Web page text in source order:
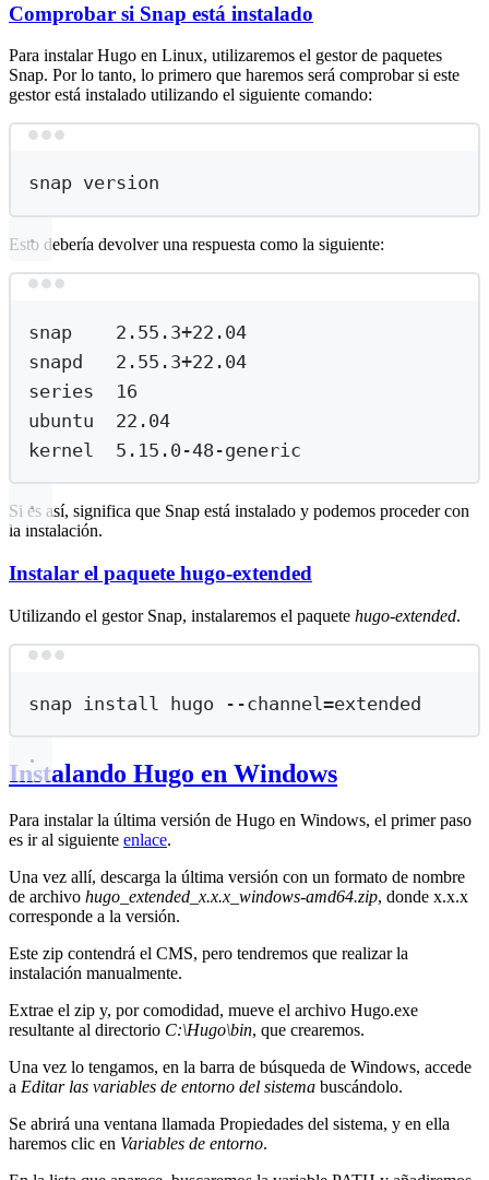
Comprobar si Snap está instalado
Para instalar Hugo en Linux, utilizaremos el gestor de paquetes
Snap. Por lo tanto, lo primero que haremos será comprobar si este
gestor está instalado utilizando el siguiente comando:
snap version
Esto debería devolver una respuesta como la siguiente:
snap
2.55.3+22.04
snapd
2.55.3+22.04
series
16
ubuntu
22.04
kernel
5.15.0-48-generic
Si es así, significa que Snap está instalado y podemos proceder con
la instalación.
Instalar el paquete hugo-extended
Utilizando el gestor Snap, instalaremos el paquete hugo-extended.
snap install hugo --channel=extended
Instalando Hugo en Windows
Para instalar la última versión de Hugo en Windows, el primer paso
es ir al siguiente enlace.
Una vez allí, descarga la última versión con un formato de nombre
de archivo hugo_extended_x.x.x_windows-amd64.zip, donde x.x.x
corresponde a la versión.
Este zip contendrá el CMS, pero tendremos que realizar la
instalación manualmente.
Extrae el zip y, por comodidad, mueve el archivo Hugo.exe
resultante al directorio C:\Hugo\bin, que crearemos.
Una vez lo tengamos, en la barra de búsqueda de Windows, accede
a Editar las variables de entorno del sistema buscándolo.
Se abrirá una ventana llamada Propiedades del sistema, y en ella
haremos clic en Variables de entorno.